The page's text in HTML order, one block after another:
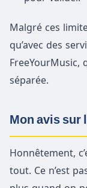
Malgré ces
qu’avec des
FreeYourMusic,
séparée.
Mon avis
Honnêtement,
tout. Ce n’est